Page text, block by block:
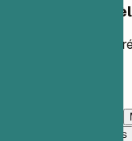
Modifier ce
Demandez à l’IA
Nimbus